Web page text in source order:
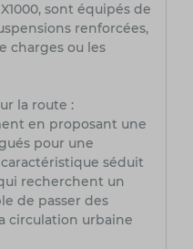
sont équipés de
renforcées,
charges ou les
la route :
en proposant une
pour une
séduit
recherchent un
de passer des
circulation urbaine